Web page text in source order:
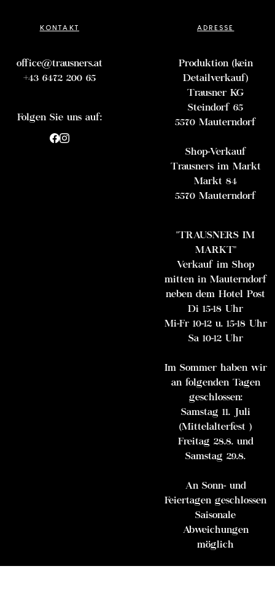
KONTAKT
office@trausners.at
+43 6472 200 65
Folgen Sie uns auf:
ADRESSE
Produktion (kein
Detailverkauf)
Trausner KG
Steindorf 65
5570 Mauterndorf
Shop-Verkauf
Trausners im Markt
Markt 84
5570 Mauterndorf
"TRAUSNERS IM
MARKT"
Verkauf im Shop
mitten in Mauterndorf
neben dem Hotel Post
Di 15-18 Uhr
Mi-Fr 10-12 u. 15-18 Uhr
Sa 10-12 Uhr
Im Sommer haben wir
an folgenden Tagen
geschlossen:
Samstag 11. Juli
(Mittelalterfest )
Freitag 28.8. und
Samstag 29.8.
An Sonn- und
Feiertagen geschlossen
Saisonale
Abweichungen
möglich